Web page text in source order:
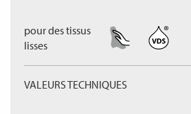
pour des tissus
lisses
VALEURS TECHNIQUES